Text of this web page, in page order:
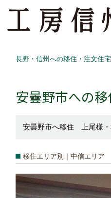
長野・信州への移住・注文住
安曇野市への
安曇野市へ移住 上尾様・
移住エリア別｜中信エリア